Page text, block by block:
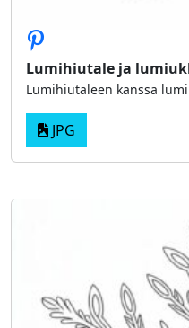
Lumihiutale ja
Lumihiutaleen kanssa
JPG